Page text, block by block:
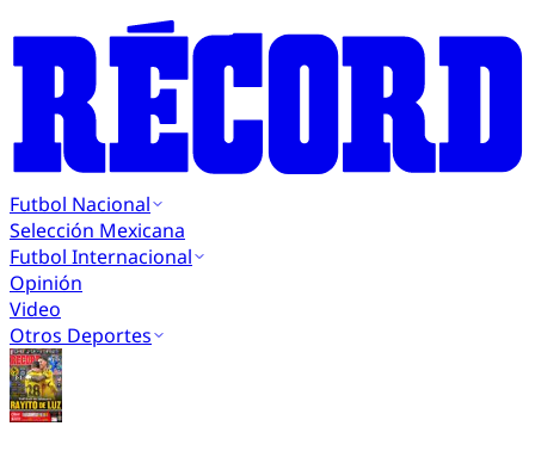
Futbol Nacional
Selección Mexicana
Futbol Internacional
Opinión
Video
Otros Deportes